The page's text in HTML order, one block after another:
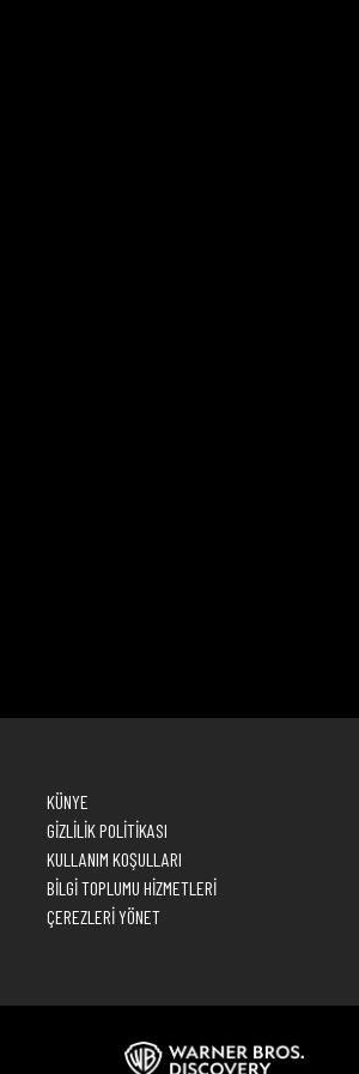
KÜNYE
GİZLİLİK POLİTİKASI
KULLANIM KOŞULLARI
BİLGİ TOPLUMU HİZMETLERİ
ÇEREZLERİ YÖNET